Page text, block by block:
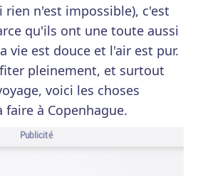
n'est impossible), c'est
qu'ils ont une toute aussi
vie est douce et l'air est pur.
pleinement, et surtout
voici les choses
à Copenhague.
Publicité